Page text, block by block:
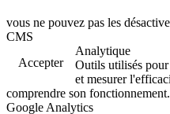
vous ne pouvez pas les
CMS
Accepter
Analytique
Outils utilisés
et mesurer
comprendre son fonctionnement.
Google Analytics